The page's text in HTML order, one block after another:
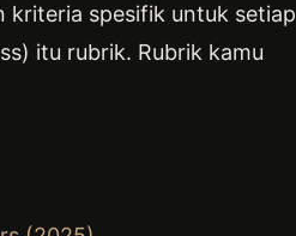
kriteria spesifik untuk setiap
itu rubrik. Rubrik kamu